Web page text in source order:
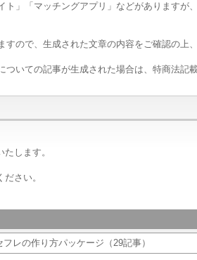
」「マッチングアプリ」などがあります
ので、生成された文章の内容をご確認の上
いての記事が生成された場合は、特商法
します。
さい。
レの作り方パッケージ（29記事）